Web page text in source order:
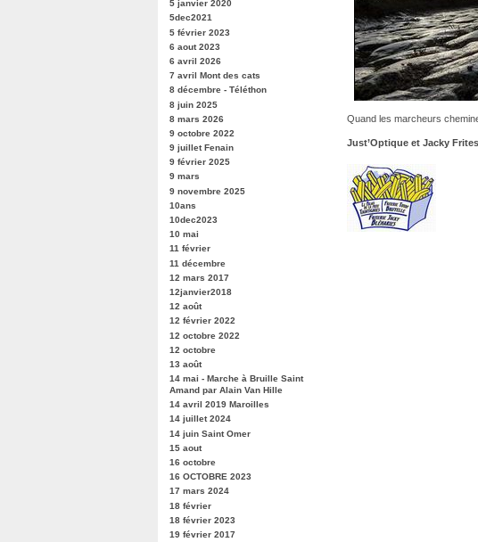
5 janvier 2020
5dec2021
5 février 2023
6 aout 2023
6 avril 2026
7 avril Mont des cats
8 décembre - Téléthon
8 juin 2025
8 mars 2026
9 octobre 2022
9 juillet Fenain
9 février 2025
9 mars
9 novembre 2025
10ans
10dec2023
10 mai
11 février
11 décembre
12 mars 2017
12janvier2018
12 août
12 février 2022
12 octobre 2022
12 octobre
13 août
14 mai - Marche à Bruille Saint
Amand par Alain Van Hille
14 avril 2019 Maroilles
14 juillet 2024
14 juin Saint Omer
15 aout
16 octobre
16 OCTOBRE 2023
17 mars 2024
18 février
18 février 2023
19 février 2017
Quand les marcheurs
Just’Optique et Jacky